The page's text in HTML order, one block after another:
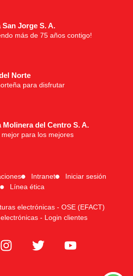
San Jorge S. A.
más de 75 años contigo!
Norte
para disfrutar
Molinera del Centro S. A.
para los mejores
Intranet
Iniciar sesión
Línea ética
electrónicas - OSE (EFACT)
- Login clientes